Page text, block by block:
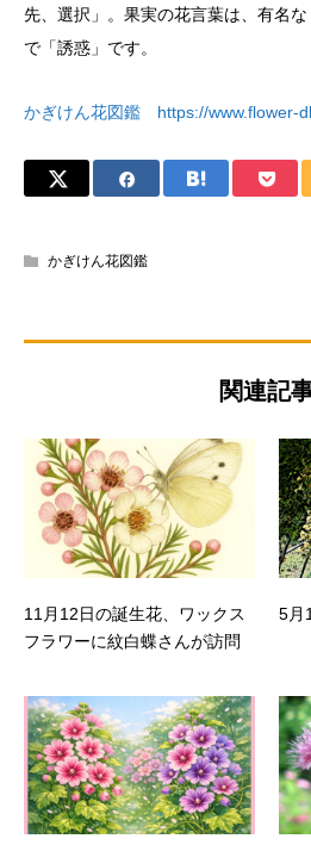
先、選択」。果実の花言葉は、有名
で「誘惑」です。
かぎけん花図鑑 https://www.flower-
かぎけん花図鑑
関連記
11月12日の誕生花、ワックス
フラワーに紋白蝶さんが訪問
5月